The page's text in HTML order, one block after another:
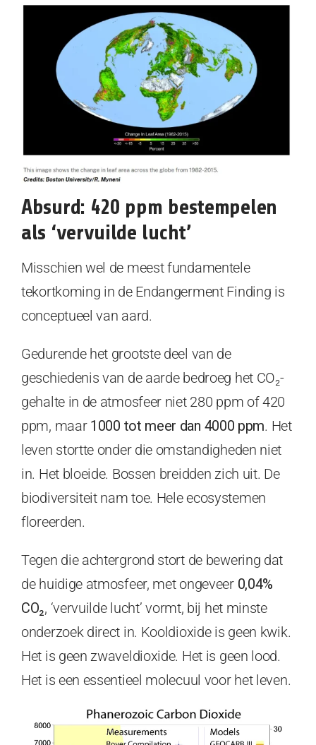
Absurd: 420 ppm bestempelen
als ‘vervuilde lucht’
Misschien wel de meest fundamentele
tekortkoming in de Endangerment Finding is
conceptueel van aard.
Gedurende het grootste deel van de
geschiedenis van de aarde bedroeg het CO₂-
gehalte in de atmosfeer niet 280 ppm of 420
ppm, maar 1000 tot meer dan 4000 ppm. Het
leven stortte onder die omstandigheden niet
in. Het bloeide. Bossen breidden zich uit. De
biodiversiteit nam toe. Hele ecosystemen
floreerden.
Tegen die achtergrond stort de bewering dat
de huidige atmosfeer, met ongeveer 0,04%
CO₂, ‘vervuilde lucht’ vormt, bij het minste
onderzoek direct in. Kooldioxide is geen kwik.
Het is geen zwaveldioxide. Het is geen lood.
Het is een essentieel molecuul voor het leven.